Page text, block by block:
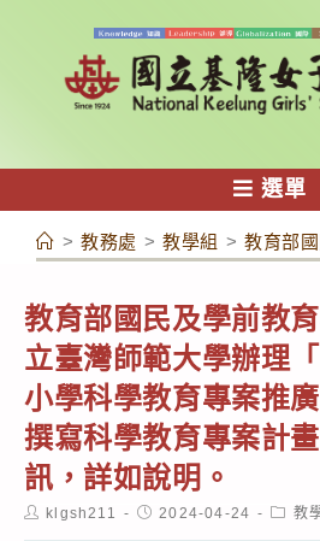
容
選單
> 教務處 > 教學組 > 教育部
教育部國民及學前教
立臺灣師範大學辦理
小學科學教育專案推
撰寫科學教育專案計
訊，詳如說明。
Postklgsh211
Post2024-04-24
Post
教